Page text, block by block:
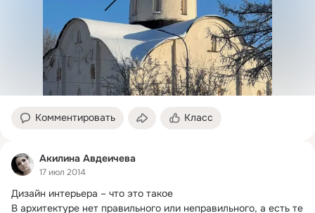
Комментировать Класс
Акилина Авдеичева
17 июл 2014
Дизайн интерьера – что это такое
В архитектуре нет правильного или неправильного, а есть те